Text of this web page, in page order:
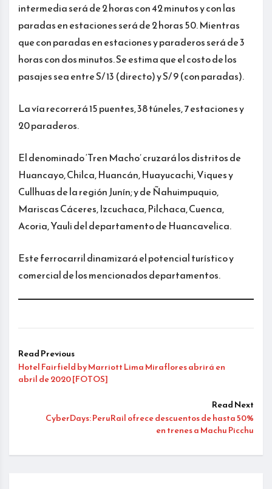
intermedia será de 2 horas con 42 minutos y con las
paradas en estaciones será de 2 horas 50. Mientras
que con paradas en estaciones y paraderos será de 3
horas con dos minutos. Se estima que el costo de los
pasajes sea entre S/ 13 (directo) y S/ 9 (con paradas).
La vía recorrerá 15 puentes, 38 túneles, 7 estaciones y
20 paraderos.
El denominado ‘Tren Macho’ cruzará los distritos de
Huancayo, Chilca, Huancán, Huayucachi, Viques y
Cullhuas de la región Junín; y de Ñahuimpuquio,
Mariscas Cáceres, Izcuchaca, Pilchaca, Cuenca,
Acoria, Yauli del departamento de Huancavelica.
Este ferrocarril dinamizará el potencial turístico y
comercial de los mencionados departamentos.
Read Previous
Hotel Fairfield by Marriott Lima Miraflores abrirá en
abril de 2020 [FOTOS]
Read Next
CyberDays: PeruRail ofrece descuentos de hasta 50%
en trenes a Machu Picchu